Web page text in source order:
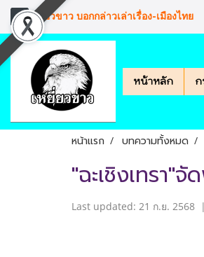
เหยียวขาว บอกกล่าวเล่าเรื่อง-เมืองไทย
หน้าหลัก ก
หน้าแรก บทความทั้งหมด
"ฉะเชิงเทรา"
Last updated: 21 ก.ย. 2568 |